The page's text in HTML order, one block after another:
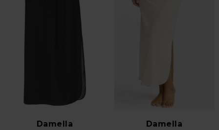
Damella Damella